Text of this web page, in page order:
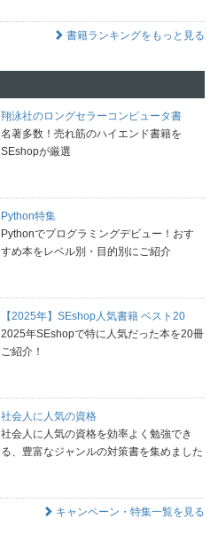
書籍ランキングをもっと見る
翔泳社のロングセラーコンピュータ書
名著多数！売れ筋のハイエンド書籍を
SEshopが厳選
Python特集
Pythonでプログラミングデビュー！おす
すめ本をレベル別・目的別にご紹介
【2025年】SEshop人気書籍 ベスト20
2025年SEshopで特に人気だった本を20冊
ご紹介！
社会人に人気の資格
社会人に人気の資格を効率よく勉強でき
る、豊富なジャンルの対策書を集めました
キャンペーン・特集一覧を見る